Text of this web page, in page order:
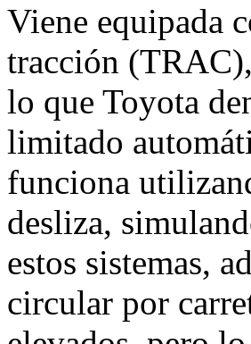
Viene equipada
tracción
lo que Toyota
limitado
funciona
desliza,
estos sistemas,
circular por